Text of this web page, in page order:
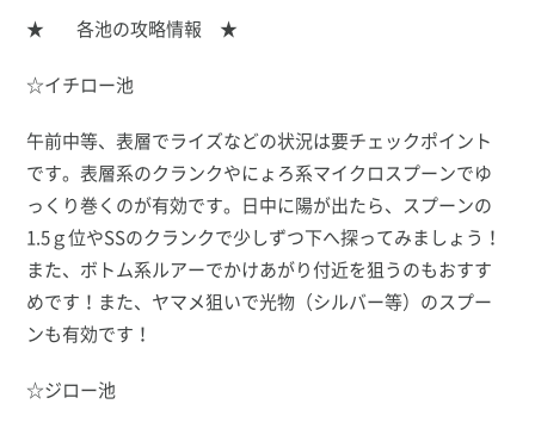
★ 各池の攻略情報 ★
☆イチロー池
午前中等、表層でライズなどの状況は要チェックポイント
です。表層系のクランクやにょろ系マイクロスプーンでゆ
っくり巻くのが有効です。日中に陽が出たら、スプーンの
1.5ｇ位やSSのクランクで少しずつ下へ探ってみましょう！
また、ボトム系ルアーでかけあがり付近を狙うのもおすす
めです！また、ヤマメ狙いで光物（シルバー等）のスプー
ンも有効です！
☆ジロー池